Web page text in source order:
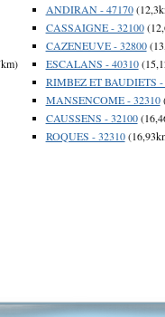
ANDIRAN - 47170
CASSAIGNE - 32100
CAZENEUVE - 32800
ESCALANS - 40310
RIMBEZ ET BAUDIETS -
MANSENCOME - 32310
CAUSSENS - 32100
ROQUES - 32310